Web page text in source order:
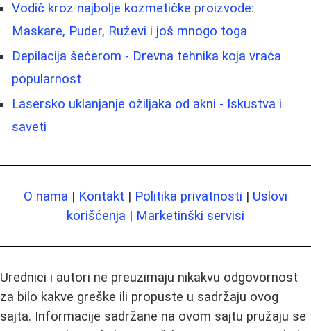
Vodič kroz najbolje kozmetičke proizvode:
Maskare, Puder, Ruževi i još mnogo toga
Depilacija šećerom - Drevna tehnika koja vraća
popularnost
Lasersko uklanjanje ožiljaka od akni - Iskustva i
saveti
O nama | Kontakt | Politika privatnosti | Uslovi
korišćenja | Marketinški servisi
Urednici i autori ne preuzimaju nikakvu odgovornost
za bilo kakve greške ili propuste u sadržaju ovog
sajta. Informacije sadržane na ovom sajtu pružaju se